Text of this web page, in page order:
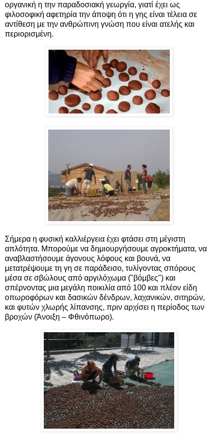
οργανική η την παραδοσιακή γεωργία, γιατί έχει ως
φιλοσοφική αφετηρία την άποψη ότι η γης είναι τέλεια σε
αντίθεση με την ανθρώπινη γνώση που είναι ατελής και
περιορισμένη.
Σήμερα η φυσική καλλιέργεια έχει φτάσει στη μέγιστη
απλότητα. Μπορούμε να δημιουργήσουμε αγροκτήματα, να
αναβλαστήσουμε άγονους λόφους και βουνά, να
μετατρέψουμε τη γη σε παράδεισο, τυλίγοντας σπόρους
μέσα σε σβώλους από αργιλόχωμα ("βόμβες") και
σπέρνοντας μια μεγάλη ποικιλία από 100 και πλέον είδη
οπωροφόρων και δασικών δένδρων, λαχανικών, σιτηρών,
και φυτών χλωρής λίπανσης, πριν αρχίσει η περίοδος των
βροχών (Άνοιξη – Φθινόπωρο).